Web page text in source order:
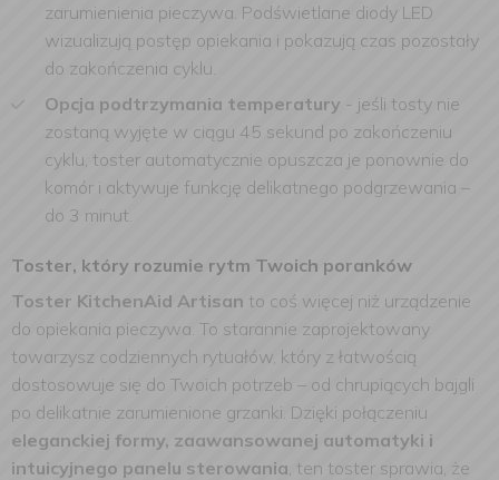
zarumienienia pieczywa. Podświetlane diody LED
wizualizują postęp opiekania i pokazują czas pozostały
do zakończenia cyklu.
Opcja podtrzymania temperatury - jeśli tosty nie
zostaną wyjęte w ciągu 45 sekund po zakończeniu
cyklu, toster automatycznie opuszcza je ponownie do
komór i aktywuje funkcję delikatnego podgrzewania –
do 3 minut.
Toster, który rozumie rytm Twoich poranków
Toster KitchenAid Artisan to coś więcej niż urządzenie
do opiekania pieczywa. To starannie zaprojektowany
towarzysz codziennych rytuałów, który z łatwością
dostosowuje się do Twoich potrzeb – od chrupiących bajgli
po delikatnie zarumienione grzanki. Dzięki połączeniu
eleganckiej formy, zaawansowanej automatyki i
intuicyjnego panelu sterowania, ten toster sprawia, że